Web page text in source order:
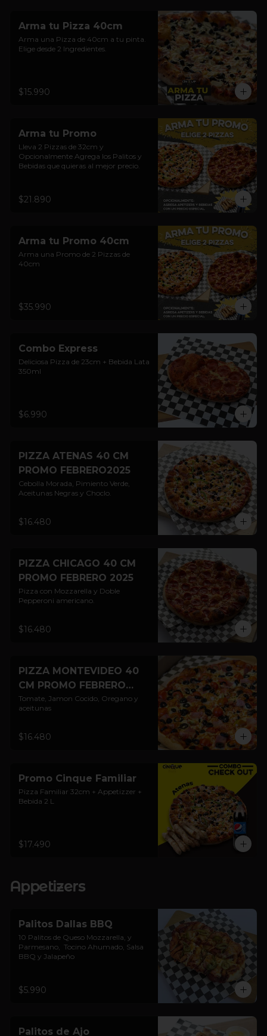
Arma tu Pizza 40cm
Arma una Pizza de 40cm a tu pinta.
Elige desde 2 Ingredientes.
$15.990
Arma tu Promo
Lleva 2 Pizzas de 32cm y
Opcionalmente Agrega los Palitos y
Bebidas que quieras al mejor precio.
$21.890
Arma tu Promo 40cm
Arma una Promo de 2 Pizzas de
40cm
$35.990
Combo Express
Deliciosa Pizza de 23cm + Bebida Lata
350ml
$6.990
PIZZA ATENAS 40 CM
PROMO FEBRERO2025
Cebolla Morada, Pimiento Verde,
Aceitunas Negras y Choclo.
$16.480
PIZZA CHICAGO 40 CM
PROMO FEBRERO 2025
Pizza con Mozzarella y Doble
Pepperoni americano.
$16.480
PIZZA MONTEVIDEO 40
CM PROMO FEBRERO
2025
Tomate, Jamon Cocido, Oregano y
aceitunas
$16.480
Promo Cinque Familiar
Pizza Familiar 32cm + Appetizzer +
Bebida 2 L
$17.490
Appetizers
Palitos Dallas BBQ
10 Palitos de Queso Mozzarella, y
Parmesano,  Tocino Ahumado, Salsa
BBQ y Jalapeño
$5.990
Palitos de Ajo